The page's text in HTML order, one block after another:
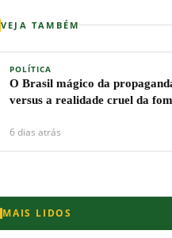
VEJA TAMBÉM
POLÍTICA
O Brasil mágico da
versus a realidade cruel da
6 dias atrás
MAIS LIDOS